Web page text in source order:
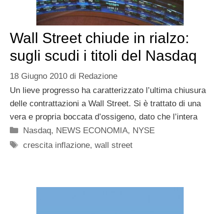
Wall Street chiude in rialzo:
sugli scudi i titoli del Nasdaq
18 Giugno 2010 di Redazione
Un lieve progresso ha caratterizzato l’ultima chiusura
delle contrattazioni a Wall Street. Si è trattato di una
vera e propria boccata d’ossigeno, dato che l’intera
Categorie
Nasdaq, NEWS ECONOMIA, NYSE
Tag
crescita inflazione,wall street